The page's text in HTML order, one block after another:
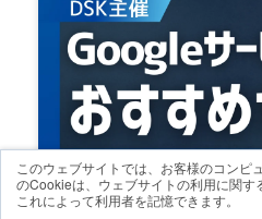
このウェブサイトでは、お客様のコンピ
のCookieは、ウェブサイトの利用に関す
これによって利用者を記憶できます。